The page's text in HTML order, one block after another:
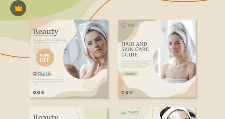
Premium